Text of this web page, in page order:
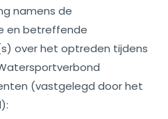
namens de
en betreffende
over het optreden tijdens
(vastgelegd door het